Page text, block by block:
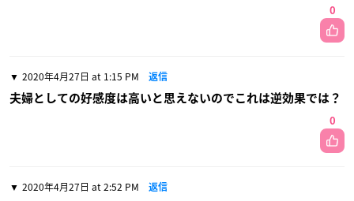
0
2020年4月27日 at 1:15 PM 返信
夫婦としての好感度は高いと思えないのでこれは逆効果では？
0
2020年4月27日 at 2:52 PM 返信